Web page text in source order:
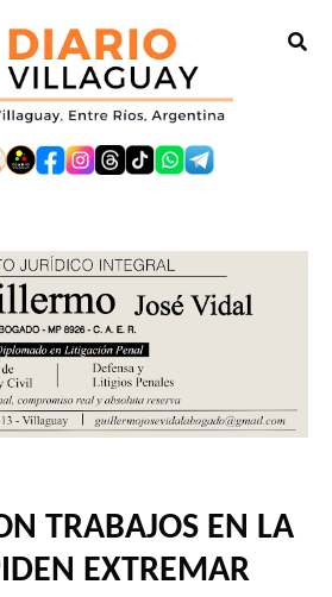
TRABAJOS EN LA
EXTREMAR